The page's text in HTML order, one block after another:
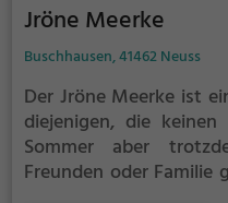
Jröne Meerke
Buschhausen, 41462 Neuss
Der Jröne Meerke ist
diejenigen, die
Sommer aber
Freunden oder Familie